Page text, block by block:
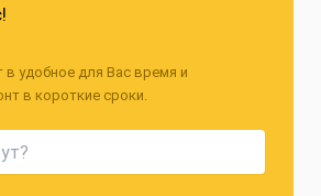
в удобное для Вас время и
в короткие сроки.